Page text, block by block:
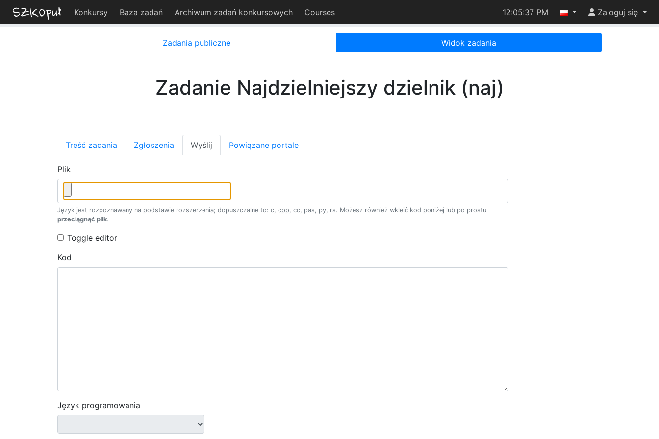
Konkursy Baza zadań Archiwum zadań konkursowych Courses 12:05:37 PM Zaloguj się
Zadania publiczne Widok zadania
Zadanie Najdzielniejszy dzielnik (naj)
Treść zadania Zgłoszenia Wyślij Powiązane portale
Plik
Język jest rozpoznawany na podstawie rozszerzenia; dopuszczalne to: c, cpp, cc, pas, py, rs. Możesz również wkleić kod poniżej lub po prostu
przeciągnąć plik.
Toggle editor
Kod
Język programowania